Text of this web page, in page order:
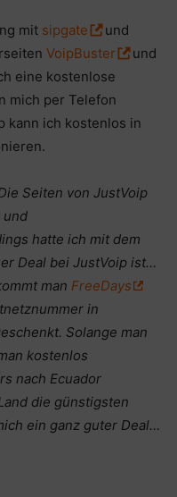
mit sipgate
und
VoipBuster
und
eine kostenlose
mich per Telefon
kann ich kostenlos in
Seiten von JustVoip
und
hatte ich mit dem
Deal bei JustVoip ist…
man FreeDays
in
Solange man
kostenlos
nach Ecuador
die günstigsten
ein ganz guter Deal…